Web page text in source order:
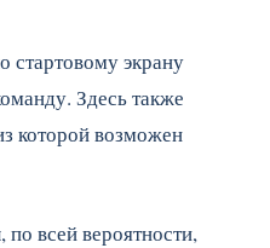
стартовому экрану
Здесь также
которой возможен
всей вероятности,